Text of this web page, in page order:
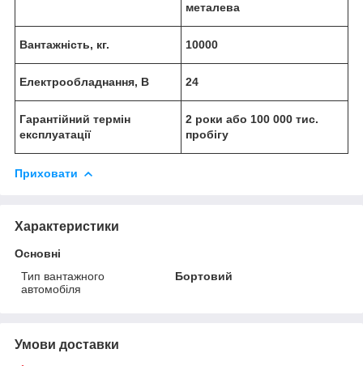
металева
Вантажність, кг. 10000
Електрообладнання, В 24
Гарантійний термін
експлуатації
2 роки або 100 000 тис.
пробігу
Приховати
Характеристики
Основні
Тип вантажного
автомобіля
Бортовий
Умови доставки